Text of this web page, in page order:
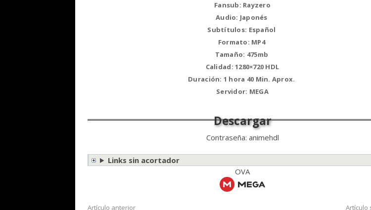
Fansub: Rayzero
Audio: Japonés
Subtítulos: Español
Formato: MP4
Tamaño: 475mb
Calidad: 1280×720 HDL
Duración: 1 hora 40 Min. Aprox.
Servidor: MEGA
Contraseña: animehdl
Links sin acortador
OVA
Artículo anterior Artículo